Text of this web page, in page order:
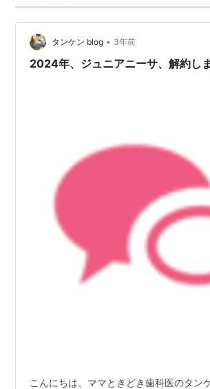
タンケン blog • 3年前
2024年、ジュニアニーサ、解約しま
こんにちは、ママときどき歯科医のタン